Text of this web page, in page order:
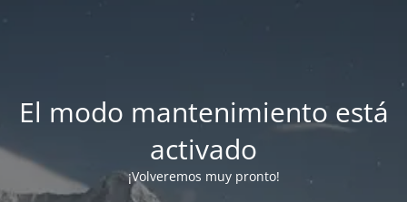
El modo mantenimiento está
activado
¡Volveremos muy pronto!